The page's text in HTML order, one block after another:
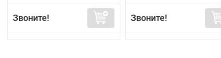
Звоните! Звоните!